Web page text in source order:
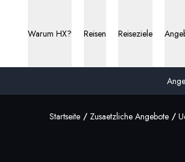
Warum HX? Reisen Reiseziele
Startseite Zusaetzliche Angebote